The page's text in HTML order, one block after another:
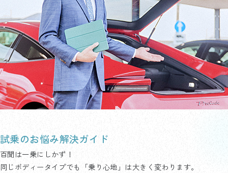
試乗のお悩み解決ガイド
百聞は一乗にしかず！
同じボディータイプでも「乗り心地」は大きく変わります。